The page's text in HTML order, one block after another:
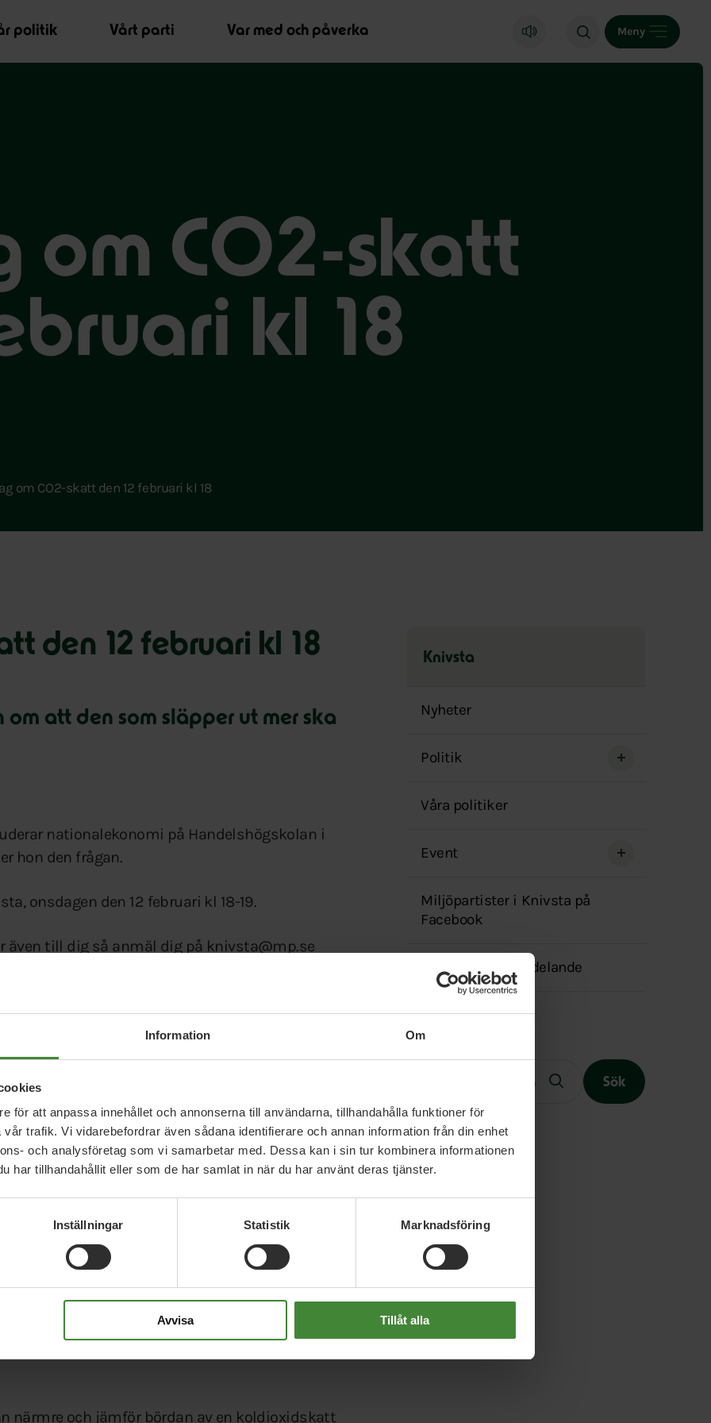
Information Om
för att anpassa innehållet och annonserna till användarna, tillhandahålla funktioner för
trafik. Vi vidarebefordrar även sådana identifierare och annan information från din enhet
och analysföretag som vi samarbetar med. Dessa kan i sin tur kombinera informationen
har tillhandahållit eller som de har samlat in när du har använt deras tjänster.
Inställningar Statistik Marknadsföring
Avvisa Tillåt alla
politik
Vårt parti Var med och påverka Meny
om CO2-skatt
kl 18
om CO2-skatt den 12 februari kl 18
den 12 februari kl 18
att den som släpper ut mer ska
nationalekonomi på Handelshögskolan i
hon den frågan.
onsdagen den 12 februari kl 18-19.
även till dig så anmäl dig på knivsta@mp.se
(Gruppledare)
som en av de bästa
både ur ett effektivitets- och ett
att den som släpper ut mer ska betalar mer.
däremot nyanserats i flera aktuella studier.
innebär att skattebördan är
med höginkomsttagare. Även hushåll på
närmre och jämför bördan av en koldioxidskatt
Knivsta
över
menyn
Nyheter
Politik
Våra politiker
Event
Miljöpartister i Knivsta på
Facebook
Transparensmeddelande
Sök
Slutet på menyn